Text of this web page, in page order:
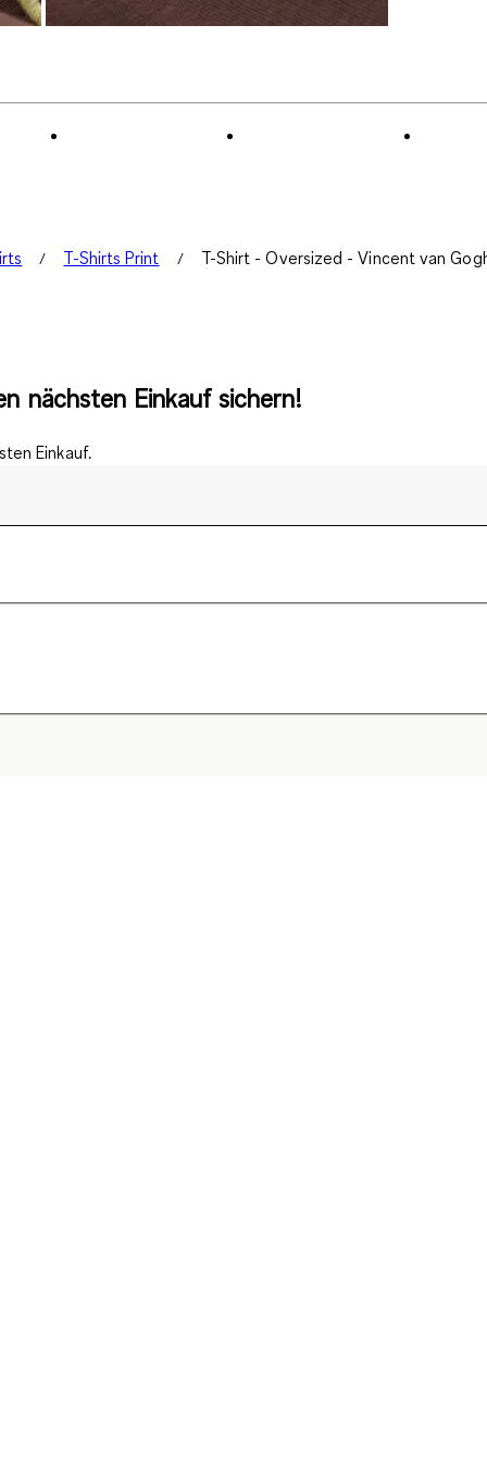
T-Shirts Print T-Shirt - Oversized - Vincent van
nächsten Einkauf sichern!
Einkauf.